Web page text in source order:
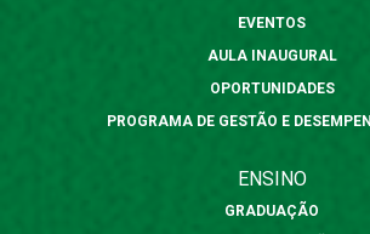
EVENTOS
AULA INAUGURAL
OPORTUNIDADES
PROGRAMA DE GESTÃO E
ENSINO
GRADUAÇÃO